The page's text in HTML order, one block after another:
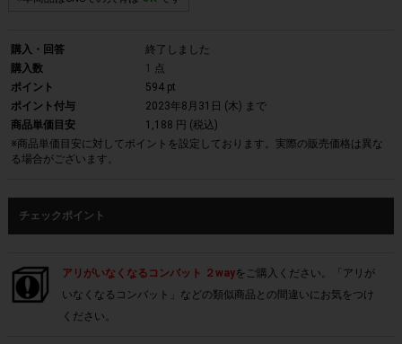
購入・回答
終了しました
購入数
1
点
ポイント
594 pt
ポイント付与
2023年8月31日 (木) まで
商品単価目安
1,188 円 (税込)
※商品単価目安に対してポイントを設定しております。実際の販売価格は異な
る場合がございます。
チェックポイント
アリがいなくなるコンバット ２wayをご購入ください。「アリが
いなくなるコンバット」などの類似商品との間違いにお気をつけ
ください。